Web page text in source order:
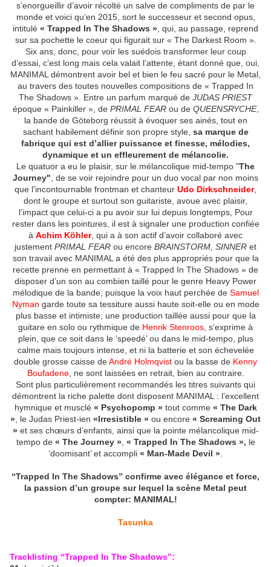
s’enorgueillir d’avoir récolté un salve de compliments de par le
monde et voici qu’en 2015, sort le successeur et second opus,
intitulé « Trapped In The Shadows » , qui, au passage, reprend
sur sa pochette le coeur qui figurait sur « The Darkest Room ».
Six ans, donc, pour voir les suédois transformer leur coup
d’essai, c’est long mais cela valait l’attente, étant donné que, oui,
MANIMAL démontrent avoir bel et bien le feu sacré pour le Metal,
au travers des toutes nouvelles compositions de « Trapped In
The Shadows ». Entre un parfum marqué de JUDAS PRIEST
époque « Painkiller », de PRIMAL FEARou de QUEENSRYCHE,
la bande de Göteborg réussit à évoquer ses ainés, tout en
sachant habilement définir son propre style, sa marque de
fabrique qui est d’allier puissance et finesse, mélodies,
dynamique et un effleurement de mélancolie.
Le quatuor a eu le plaisir, sur le mélancolique mid-tempo "The
Journey" , de se voir rejoindre pour un duo vocal par non moins
que l’incontournable frontman et chanteur Udo Dirkschneider,
dont le groupe et surtout son guitariste, avoue avec plaisir,
l’impact que celui-ci a pu avoir sur lui depuis longtemps, Pour
rester dans les pointures, il est à signaler une production confiée
à Achim Köhler, qui a à son actif d’avoir collaboré avec
justement PRIMAL FEAR ou encore BRAINSTORM, SINNER et
son travail avec MANIMAL a été des plus appropriés pour que la
recette prenne en permettant à « Trapped In The Shadows » de
disposer d’un son au combien taillé pour le genre Heavy Power
mélodique de la bande, puisque la voix haut perchée de Samuel
Nyman garde toute sa tessiture aussi haute soit-elle ou en mode
plus basse et intimiste, une production taillée aussi pour que la
guitare en solo ou rythmique de Henrik Stenroos , s’exprime à
plein, que ce soit dans le ‘speedé’ ou dans le mid-tempo, plus
calme mais toujours intense, et ni la batterie et son échevelée
double grosse caisse deAndré Holmqvist ou la basse de Kenny
Boufadene, ne sont laissées en retrait, bien au contraire.
Sont plus particulièrement recommandés les titres suivants qui
démontrent la riche palette dont disposent MANIMAL : l’excellent
hymnique et musclé « Psychopomp »tout comme « The Dark
» , le Judas Priest-ien «Irresistible » ou encore « Screaming Out
»et ses chœurs d’enfants, ainsi que la pointe mélancolique mid-
tempo de « The Journey », « Trapped In The Shadows », le
‘doomisant’ et accompli « Man-Made Devil »
“Trapped In The Shadows” confirme avec élégance et force,
la passion d’un groupe sur lequel la scène Metal peut
compter: MANIMAL!
Tasunka
Tracklisting “Trapped In The Shadows”: